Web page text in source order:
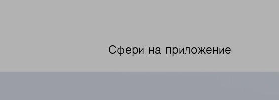
Сфери на приложение